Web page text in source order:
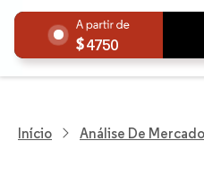
4750
Início Análise De Mercado